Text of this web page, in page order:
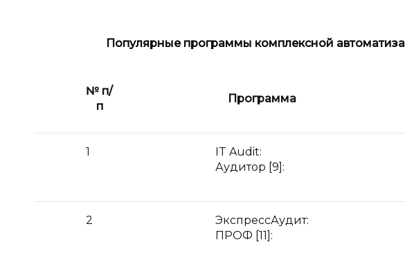
Популярные программы комплексной
№ п/
п
Программа
1
IT Audit:
Аудитор [9]:
2
ЭкспрессАудит:
ПРОФ [11]: